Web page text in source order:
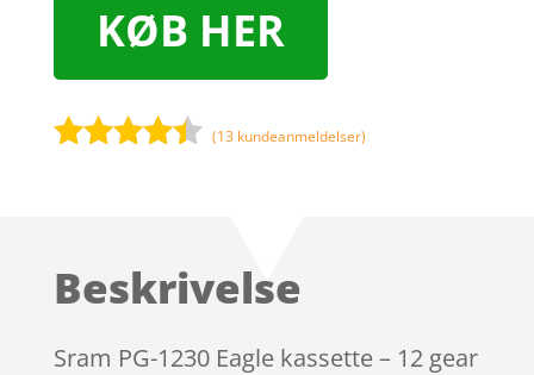
KØB HER
på
mmelser
(13 kundeanmeldelser)
Beskrivelse
Sram PG-1230 Eagle kassette – 12 gear